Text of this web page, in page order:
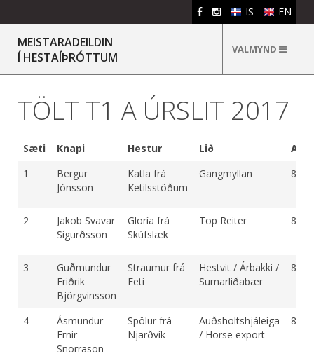
IS EN
MEISTARADEILDIN
Í HESTAÍÞRÓTTUM
VALMYND
TÖLT T1 A ÚRSLIT 2017
Sæti Knapi Hestur Lið
1
Bergur
Jónsson
Katla frá
Ketilsstöðum
Gangmyllan 8.83
2
Jakob Svavar
Sigurðsson
Gloría frá
Skúfslæk
Top Reiter 8.78
3
Guðmundur
Friðrik
Björgvinsson
Straumur frá
Feti
Hestvit / Árbakki /
Sumarliðabær
8.61
4
Ásmundur
Ernir
Snorrason
Spölur frá
Njarðvík
Auðsholtshjáleiga
/ Horse export
8.39